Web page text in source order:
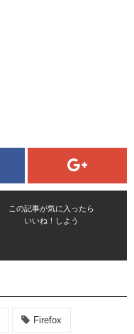
この記事が気に入ったら
いいね！しよう
Firefox